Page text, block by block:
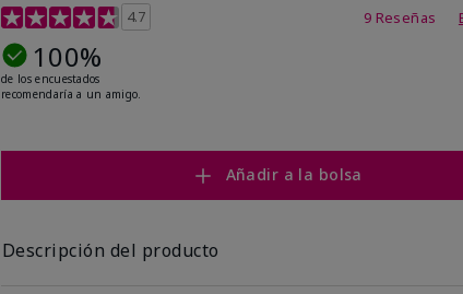
Calificación de clientes de 5 de 5
4.7 9 Reseñas
100%
de los encuestados
recomendaría a un amigo.
Añadir a la bolsa
Descripción del producto